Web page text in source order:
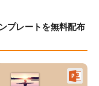
プレートを無料配布